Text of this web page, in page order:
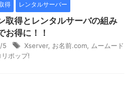
得 レンタルサーバー
取得とレンタルサーバの組み
お得に！！
5 Xserver, お名前.com
ムームード
リポップ!